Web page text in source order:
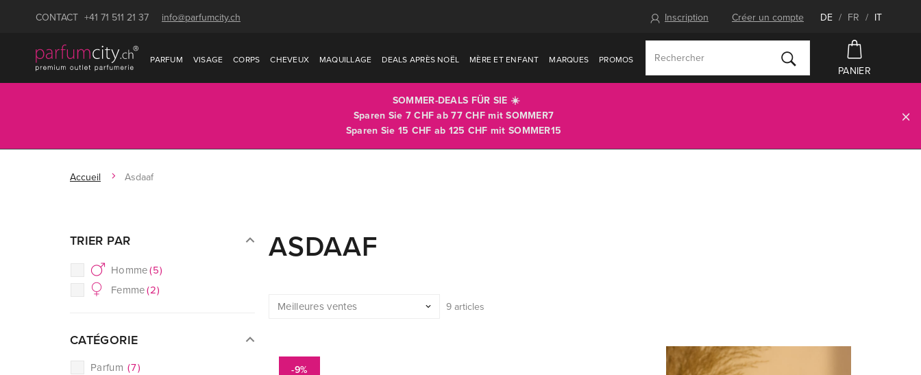
CONTACT +41 71 511 21 37 info@parfumcity.ch Inscription Créer un compte DE / FR / IT
PARFUM VISAGE CORPS CHEVEUX MAQUILLAGE DEALS APRÈS NOËL MÈRE ET ENFANT MARQUES PROMOS
PANIER
SOMMER-DEALS FÜR SIE ☀️
Sparen Sie 7 CHF ab 77 CHF mitSOMMER7
Sparen Sie 15 CHF ab 125 CHF mit SOMMER15
Accueil Asdaaf
TRIER PAR
Homme(5)
Femme(2)
CATÉGORIE
Parfum (7)
ASDAAF
9 articles
-9%